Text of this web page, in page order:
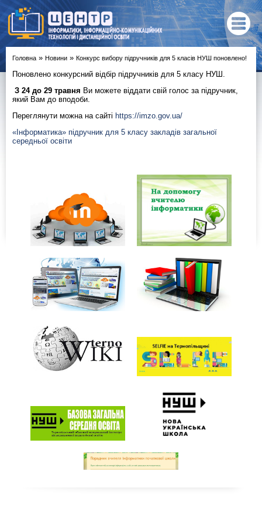
Головна » Новини » Конкурс вибору підручників для 5 класів НУШ поновлено!
Поновлено конкурсний відбір підручників для 5 класу НУШ.
З 24 до 29 травня Ви можете віддати свій голос за підручник,
який Вам до вподоби.
Переглянути можна на сайті https://imzo.gov.ua/
«Інформатика» підручник для 5 класу закладів загальної
середньої освіти